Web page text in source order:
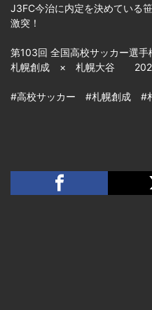
J3FC今治に内定を決めている
激突！
第103回 全国高校サッカー選
札幌創成 × 札幌大谷 2024
#高校サッカー #札幌創成 #